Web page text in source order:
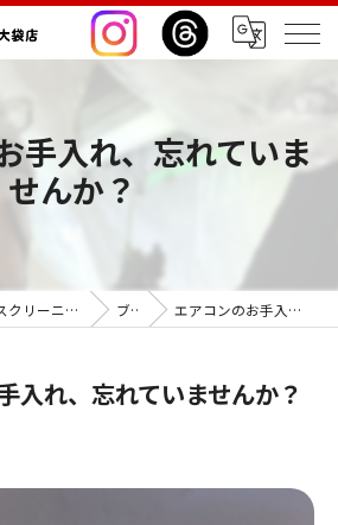
手入れ、忘れていま
せんか？
埼玉県越谷市のハウスクリーニングならおそうじ革命越谷大袋店 ブログ エアコンのお手入れ、忘れていませんか？
入れ、忘れていませんか？